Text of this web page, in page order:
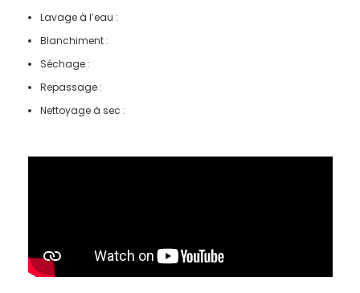
Lavage à l’eau :
Blanchiment :
Séchage :
Repassage :
Nettoyage à sec :